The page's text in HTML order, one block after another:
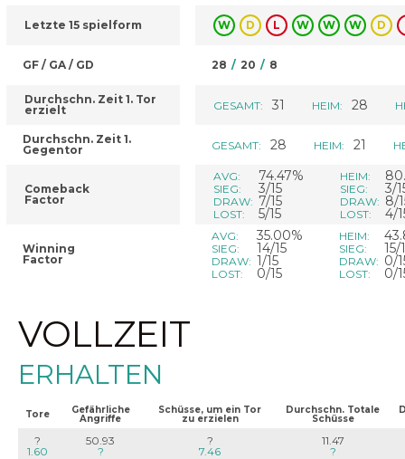
Letzte 15 spielform
GF / GA / GD
Durchschn. Zeit 1. Tor
erzielt
Durchschn. Zeit 1.
Gegentor
Comeback
Factor
Winning
Factor
W D L W W W D
28 / 20 / 8
GESAMT: 31 HEIM: 28
GESAMT: 28 HEIM: 21
AVG: 74.47%
SIEG: 3/15
DRAW: 7/15
LOST: 5/15
HEIM:
SIEG: 3/
DRAW: 8/
LOST: 4/
AVG: 35.00%
SIEG: 14/15
DRAW: 1/15
LOST: 0/15
HEIM:
SIEG: 15/
DRAW: 0/
LOST: 0/
VOLLZEIT
ERHALTEN
Tore Gefährliche
Angriffe
Schüsse, um ein Tor
zu erzielen
Durchschn. Totale
Schüsse
?
1.60
50.93
?
?
7.46
11.47
?